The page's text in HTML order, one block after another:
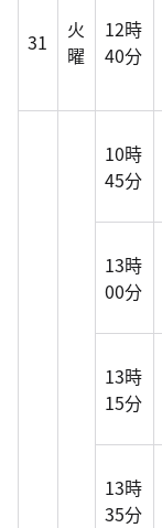
31
火
曜
12時
40分
10時
45分
13時
00分
13時
15分
13時
35分